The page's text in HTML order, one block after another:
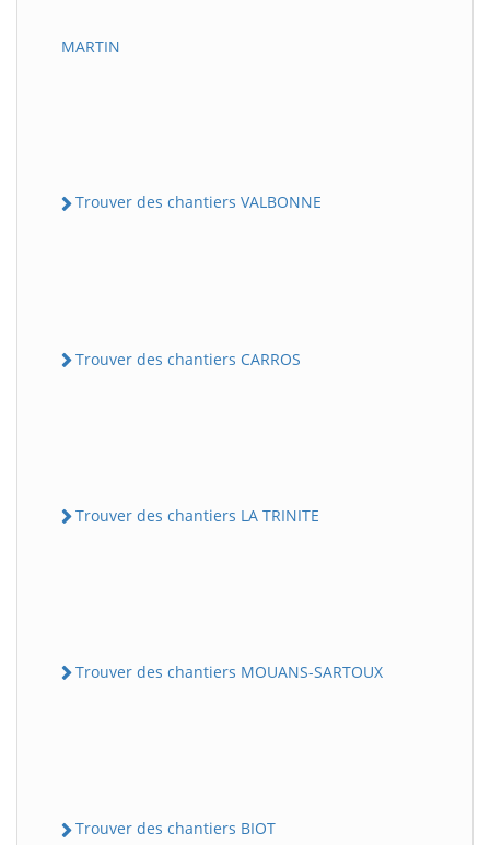
MARTIN
Trouver des chantiers VALBONNE
Trouver des chantiers CARROS
Trouver des chantiers LA TRINITE
Trouver des chantiers MOUANS-SARTOUX
Trouver des chantiers BIOT